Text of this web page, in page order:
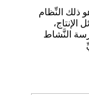
ذلك النِّظام
الإنتاج،
النَّشاط